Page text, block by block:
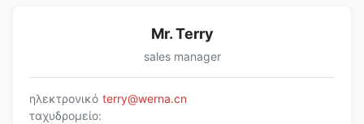
Mr. Terry
sales manager
ηλεκτρονικό
ταχυδρομείο:
terry@werna.cn